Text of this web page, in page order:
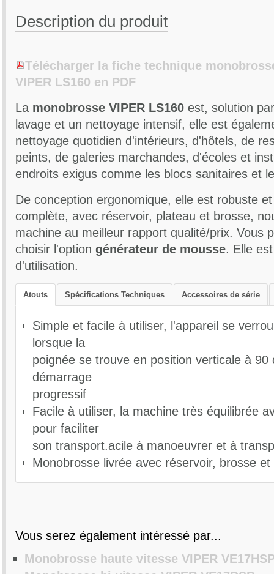
Description du produit
Télécharger la fiche technique
VIPER LS160 en PDF
La monobrosse VIPER LS160 est, solution
lavage et un nettoyage intensif, elle est
nettoyage quotidien d'intérieurs, d'hôtels, de
peints, de galeries marchandes, d'écoles et
endroits exigus comme les blocs sanitaires et
De conception ergonomique, elle est robuste
complète, avec réservoir, plateau et brosse,
machine au meilleur rapport qualité/prix. Vous
choisir l'option générateur de mousse. Elle
d'utilisation.
Atouts Spécifications Techniques Accessoires de série
Simple et facile à utiliser, l'appareil se
lorsque la
poignée se trouve en position verticale à
démarrage
progressif
Facile à utiliser, la machine très équilibrée
pour faciliter
son transport.acile à manoeuvrer et à
Monobrosse livrée avec réservoir, brosse
Tension : 220-240 volts
Classe de protection : IPX4
Largeur de travail : 432 mm
Diamètre Brosse/Plateau : 432 mm
Vitesse Brosse/Plateau : 160 rpm
Longeur du câble d'alimentation : 10 m
Couleur du câble d'alimentation : orange
Poids (machine seule) : 35.2 Kg
Dimensions (L x l x h) : 62x37x115 cm
Brosse de nettoyage poly (MF-VF024EU)
Plateau porte disque (MF-VF038)
Réservoir d’eau (MF-VF001)
Brosse moquette (VF75420)
Générateur de mousse (50000055)
Vous serez également intéressé par...
Monobrosse haute vitesse VIPER